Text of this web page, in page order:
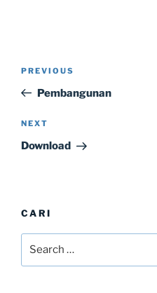
Previous
Post
PREVIOUS
Pembangunan
Next
Post
NEXT
Download
CARI